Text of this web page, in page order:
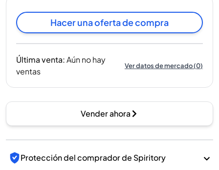
Hacer una oferta de compra
Última venta:Aún no hay
ventas
Ver datos de mercado(0)
Vender ahora
Protección del comprador de Spiritory